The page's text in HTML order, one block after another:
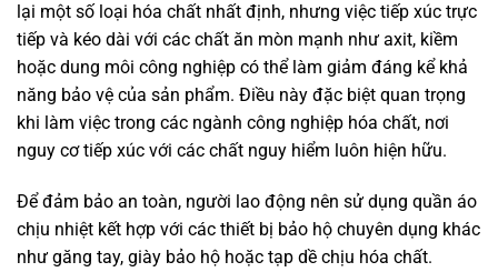
lại một số loại hóa chất nhất định, nhưng việc tiếp xúc trực
tiếp và kéo dài với các chất ăn mòn mạnh như axit, kiềm
hoặc dung môi công nghiệp có thể làm giảm đáng kể khả
năng bảo vệ của sản phẩm. Điều này đặc biệt quan trọng
khi làm việc trong các ngành công nghiệp hóa chất, nơi
nguy cơ tiếp xúc với các chất nguy hiểm luôn hiện hữu.
Để đảm bảo an toàn, người lao động nên sử dụng quần áo
chịu nhiệt kết hợp với các thiết bị bảo hộ chuyên dụng khác
như găng tay, giày bảo hộ hoặc tạp dề chịu hóa chất.